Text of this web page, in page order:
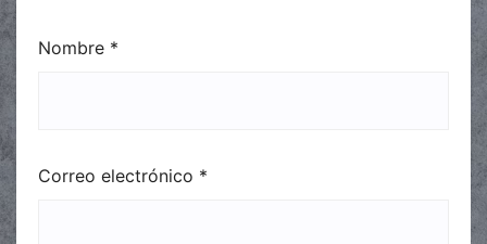
Nombre *
Correo electrónico *